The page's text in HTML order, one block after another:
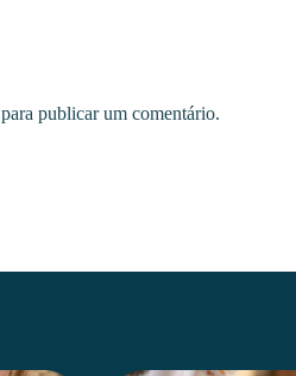
para publicar um comentário.